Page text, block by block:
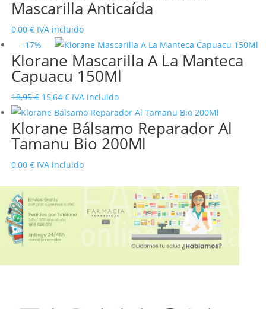
Mascarilla Anticaída
0,00 € IVA incluido
-17%
Klorane Mascarilla A La Manteca
Capuacu 150Ml
18,95€ El
precio
original
era:
15,64 €El
precio
actual
es:
IVA incluido
Klorane Bálsamo Reparador Al
Tamanu Bio 200Ml
0,00 € IVA incluido